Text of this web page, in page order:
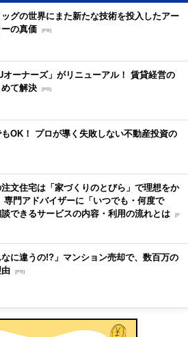
ッグの世界にまた新たな技術を投入したアー
ーの真価 [PR]
オーナーズ」がリニューアル！ 賃貸経営の
て解決 [PR]
OK！ プロが導く失敗しない不動産投資の
文住宅は「家づくりのとびら」で理想をか
専門アドバイザーに「いつでも・何度で
談できるサービスの内容・利用の流れとは [P
なに違うの!?」マンション売却で、数百万の
由 [PR]